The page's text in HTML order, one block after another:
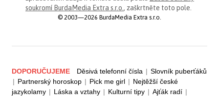
soukromí BurdaMedia Extra s.r.o. , zaškrtněte toto pole.
© 2003—2026 BurdaMedia Extra s.r.o.
DOPORUČUJEME Děsivá telefonní čísla | Slovník puberťáků
| Partnerský horoskop | Pick me girl | Nejtěžší české
jazykolamy | Láska a vztahy | Kulturní tipy | Ajťák radí |